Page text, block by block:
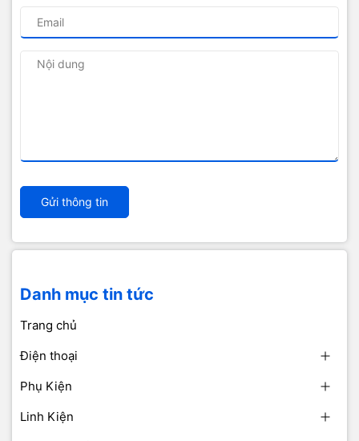
Gửi thông tin
Danh mục tin tức
Trang chủ
Điện thoại
Phụ Kiện
Linh Kiện